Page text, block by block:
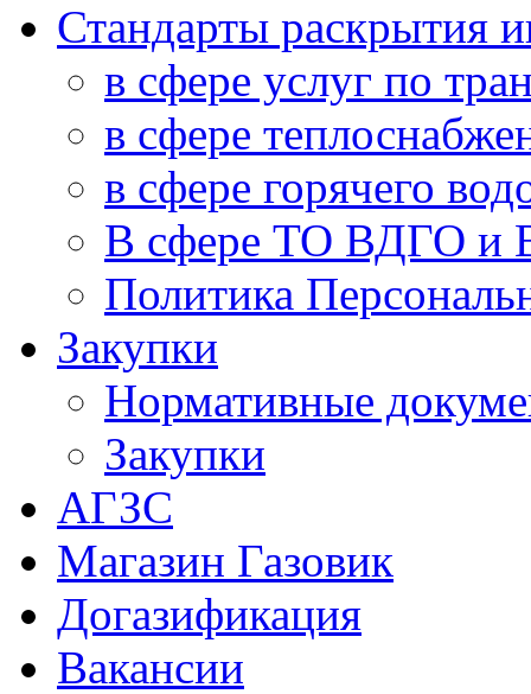
Стандарты раскрытия
в сфере услуг по
в сфере
в сфере горячего
В сфере ТО ВДГО и
Политика
Закупки
Нормативные
Закупки
АГЗС
Магазин Газовик
Догазификация
Вакансии